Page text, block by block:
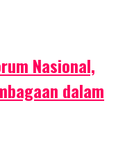
Nasional,
dalam